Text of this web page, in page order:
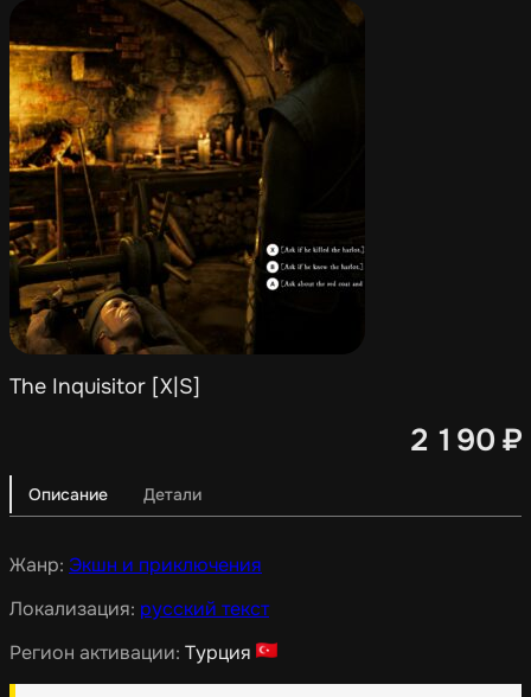
The Inquisitor [X|S]
2 190 ₽
Описание Детали
Жанр: Экшн и приключения
Локализация: русский текст
Регион активации: Турция